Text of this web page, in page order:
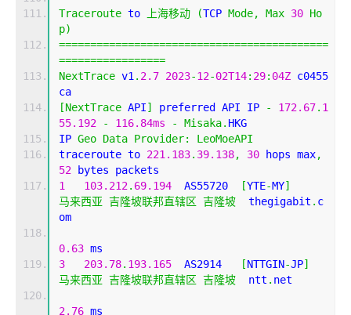
Traceroute to 上海移动 (TCP Mode, Max 30 Ho
p)
===========================================
=================
NextTrace v1 . 2.7 2023-12-02T14: 29: 04Z c0455
ca
[NextTrace API] preferred API IP - 172.67. 1
55.192
- 116.84ms - Misaka. HKG
IP Geo Data Provider:
LeoMoeAPI
traceroute to 221.183. 39.138, 30 hops max,
52 bytes packets
1
103.212. 69.194
  AS55720
[YTE-MY]
马来西亚 吉隆坡联邦直辖区 吉隆坡
  thegigabit
. c
om
0.63 ms
3
203.78. 193.165
  AS2914
[NTTGIN-JP]
马来西亚 吉隆坡联邦直辖区 吉隆坡
  ntt
. net
2.76 ms